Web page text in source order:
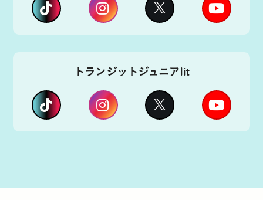
トランジットジュニアlit